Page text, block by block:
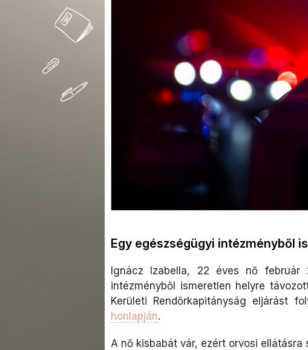
Egy egészségügyi intézményből
Ignácz Izabella, 22 éves nő február
intézményből ismeretlen helyre
Kerületi Rendőrkapitányság eljárást
honlapján.
A nő kisbabát vár, ezért orvosi ellátásra